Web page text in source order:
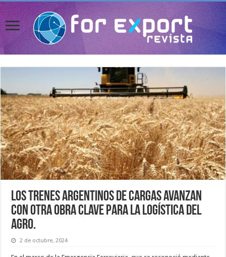
Los trenes argentinos de cargas avanzan
con otra obra clave para la logística del
agro.
2 de octubre, 2024